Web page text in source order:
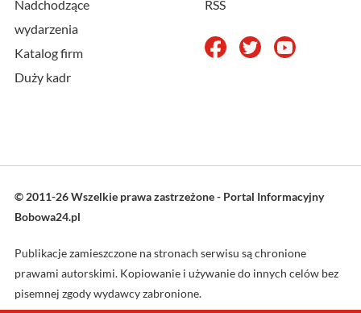
Nadchodzące
wydarzenia
Katalog firm
Duży kadr
RSS
© 2011-26 Wszelkie prawa zastrzeżone - Portal Informacyjny
Bobowa24.pl
Publikacje zamieszczone na stronach serwisu są chronione
prawami autorskimi. Kopiowanie i używanie do innych celów bez
pisemnej zgody wydawcy zabronione.